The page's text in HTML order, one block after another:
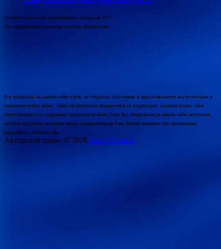
На сайте могут быть опубликованы материалы 18+!
При цитировании ссылка на источник обязательна.
Все материалы на данном сайте взяты из открытых источников и предоставляются исключительно в
ознакомительных целях. Права на материалы принадлежат их владельцам. Администрация сайта
ответственности за содержание материала не несет. Если Вы обнаружили на нашем сайте материалы,
которые нарушают авторские права, принадлежащие Вам, Вашей компании или организации,
пожалуйста, сообщите нам.
Авторские права © 2026 Astro-Cosmos..